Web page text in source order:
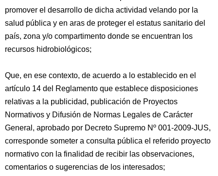
promover el desarrollo de dicha actividad velando por la
salud pública y en aras de proteger el estatus sanitario del
país, zona y/o compartimento donde se encuentran los
recursos hidrobiológicos;
Que, en ese contexto, de acuerdo a lo establecido en el
artículo 14 del Reglamento que establece disposiciones
relativas a la publicidad, publicación de Proyectos
Normativos y Difusión de Normas Legales de Carácter
General, aprobado por Decreto Supremo Nº 001-2009-JUS,
corresponde someter a consulta pública el referido proyecto
normativo con la finalidad de recibir las observaciones,
comentarios o sugerencias de los interesados;